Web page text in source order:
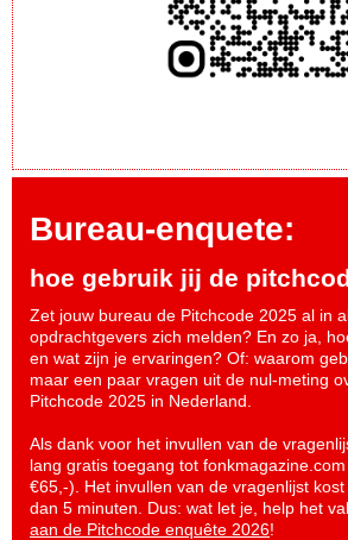
Bureau-enquete:
hoe gebruik jij de
Zet jouw bureau de Pitchcode 2025 al in
opdrachtgevers zich melden? En zo ja,
en wat zijn je ervaringen? Of: waarom
maar een paar vragen uit de nul-meting
Pitchcode 2025 in Nederland.
Als dank voor het invullen van de
lang gratis toegang tot
€65,-). Het invullen van de vragenlijst
dan 5 minuten. Dus: wat let je, help het
aan de Pitchcode enquête 2026!